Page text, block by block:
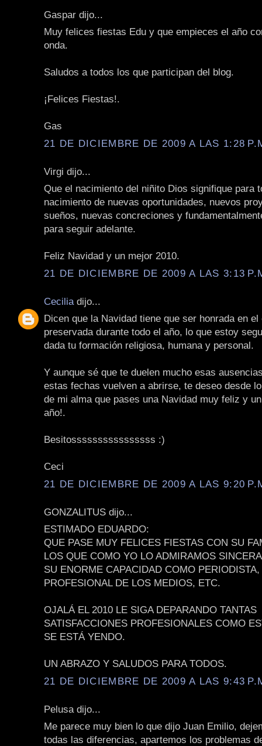
Gaspar dijo...
Muy felices fiestas Edu y que empieces el año
onda.
Saludos a todos los que participan del blog.
¡Felices Fiestas!.
Gas
21 DE DICIEMBRE DE 2009 A LAS 1:28
Virgi dijo...
Que el nacimiento del niñito Dios signifique para
nacimiento de nuevas oportunidades, nuevos
sueños, nuevas concreciones y
para seguir adelante.
Feliz Navidad y un mejor 2010.
21 DE DICIEMBRE DE 2009 A LAS 3:13
Cecilia dijo...
Dicen que la Navidad tiene que ser honrada en
preservada durante todo el año, lo que estoy
dada tu formación religiosa, humana y personal.
Y aunque sé que te duelen mucho esas
estas fechas vuelven a abrirse, te deseo desde
de mi alma que pases una Navidad muy feliz y
año!.
Besitossssssssssssssss :)
Ceci
21 DE DICIEMBRE DE 2009 A LAS 9:20
GONZALITUS dijo...
ESTIMADO EDUARDO:
QUE PASE MUY FELICES FIESTAS CON SU
LOS QUE COMO YO LO ADMIRAMOS
SU ENORME CAPACIDAD COMO
PROFESIONAL DE LOS MEDIOS, ETC.
OJALÁ EL 2010 LE SIGA DEPARANDO TANTAS
SATISFACCIONES PROFESIONALES COMO
SE ESTÁ YENDO.
UN ABRAZO Y SALUDOS PARA TODOS.
21 DE DICIEMBRE DE 2009 A LAS 9:43
Pelusa dijo...
Me parece muy bien lo que dijo Juan Emilio,
todas las diferencias, apartemos los problemas